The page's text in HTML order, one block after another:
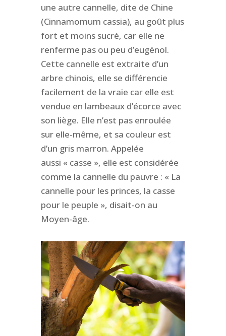
une autre cannelle, dite de Chine
(Cinnamomum cassia), au goût plus
fort et moins sucré, car elle ne
renferme pas ou peu d’eugénol.
Cette cannelle est extraite d’un
arbre chinois, elle se différencie
facilement de la vraie car elle est
vendue en lambeaux d’écorce avec
son liège. Elle n’est pas enroulée
sur elle-même, et sa couleur est
d’un gris marron. Appelée
aussi « casse », elle est considérée
comme la cannelle du pauvre : « La
cannelle pour les princes, la casse
pour le peuple », disait-on au
Moyen-âge.